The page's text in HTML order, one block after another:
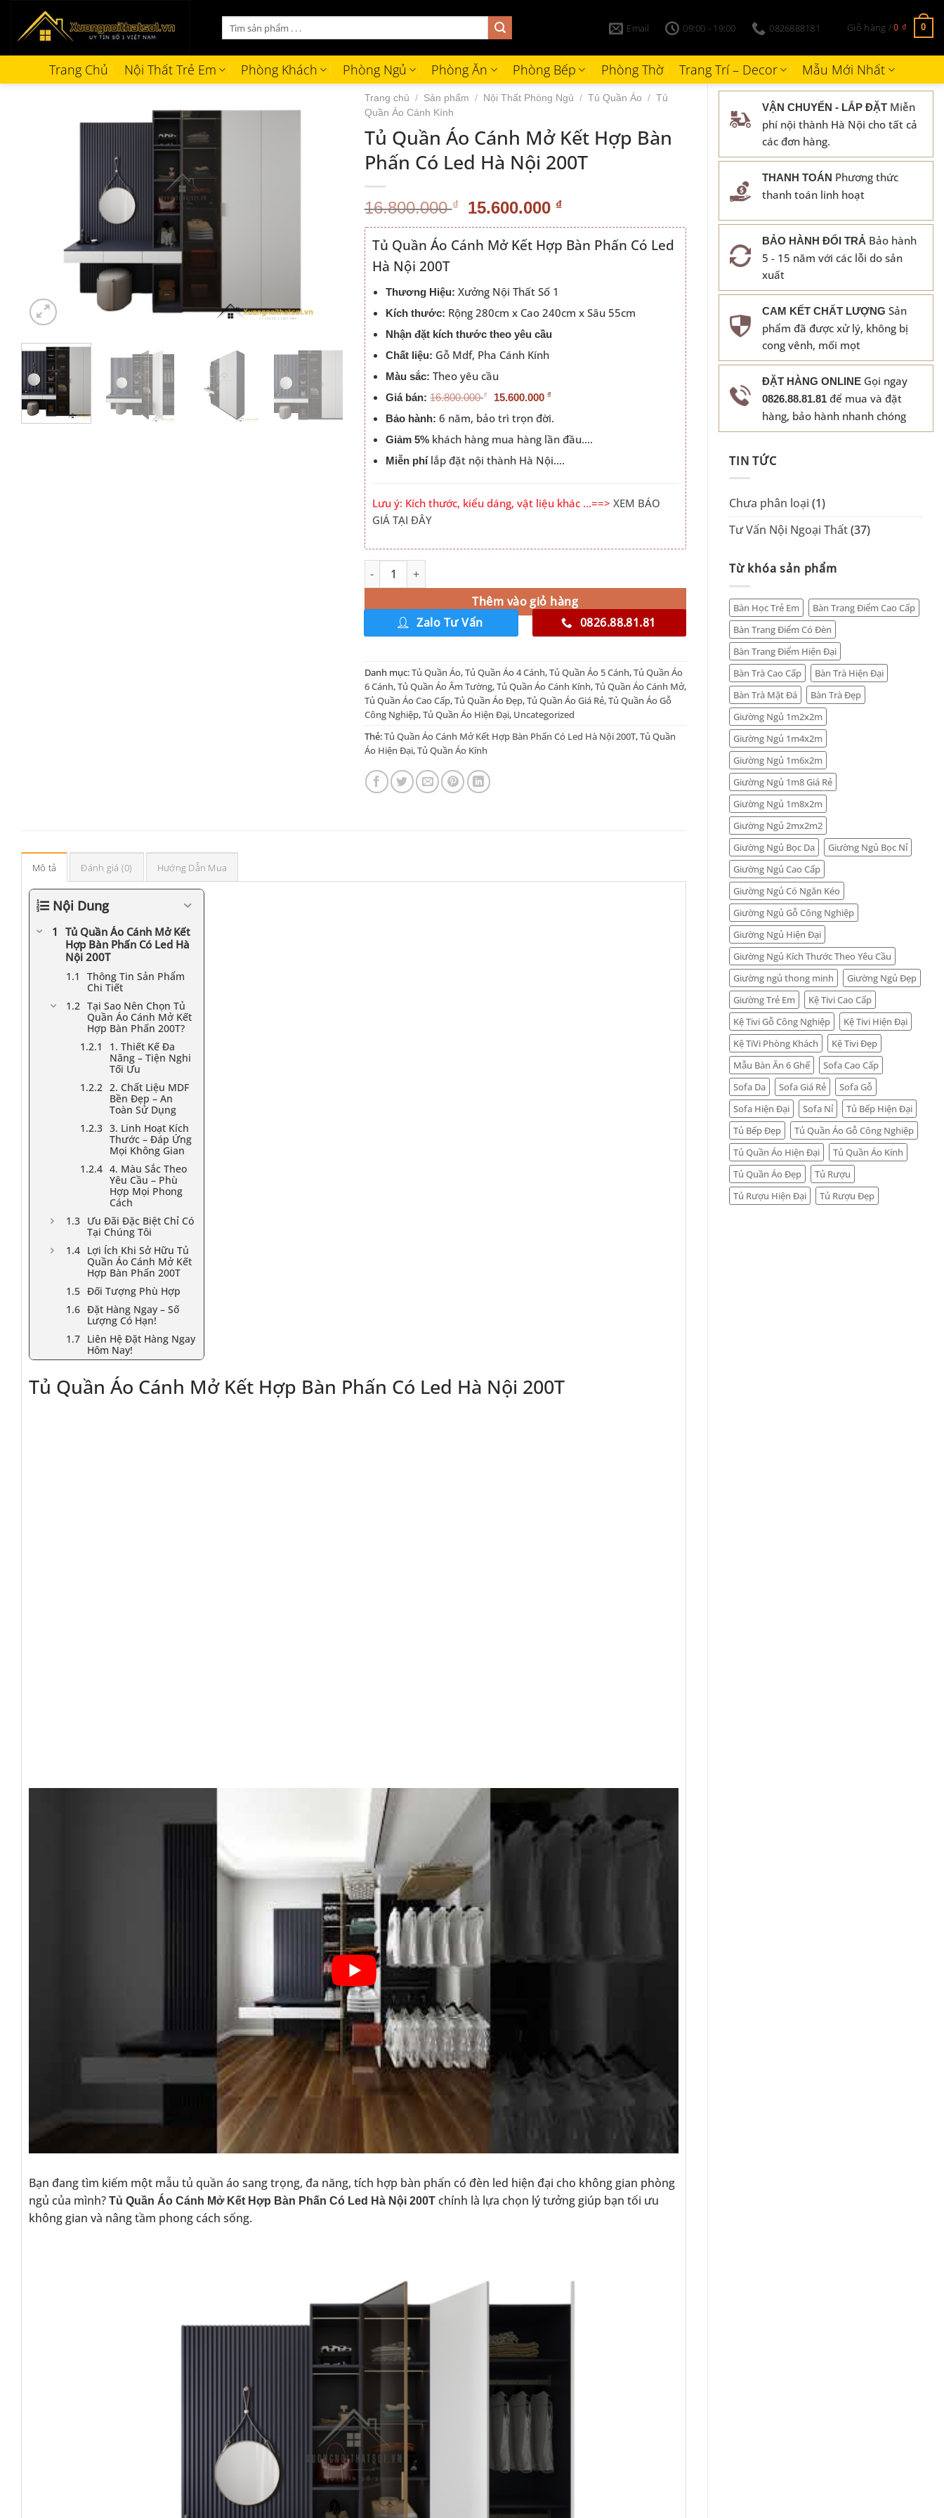
Tìm
kiếm:
Email 09:00 - 19:00 0826888181 Giỏ hàng /0 ₫ 0
Trang Chủ Nội Thất Trẻ Em Phòng Khách Phòng Ngủ Phòng Ăn Phòng Bếp Phòng Thờ Trang Trí – Decor Mẫu Mới Nhất
VẬN CHUYỂN - LẮP ĐẶT Miễn
phí nội thành Hà Nội cho tất cả
các đơn hàng.
THANH TOÁN Phương thức
thanh toán linh hoạt
BẢO HÀNH ĐỔI TRẢ Bảo hành
5 - 15 năm với các lỗi do sản
xuất
CAM KẾT CHẤT LƯỢNG Sản
phẩm đã được xử lý, không bị
cong vênh, mối mọt
ĐẶT HÀNG ONLINE Gọi ngay
0826.88.81.81 để mua và đặt
hàng, bảo hành nhanh chóng
TIN TỨC
Chưa phân loại (1)
Tư Vấn Nội Ngoại Thất(37)
Từ khóa sản phẩm
Bàn Học Trẻ Em
Bàn Trang Điểm Cao Cấp
Bàn Trang Điểm Có Đèn
Bàn Trang Điểm Hiện Đại
Bàn Trà Cao Cấp
Bàn Trà Hiện Đại
Bàn Trà Mặt Đá
Bàn Trà Đẹp
Giường Ngủ 1m2x2m
Giường Ngủ 1m4x2m
Giường Ngủ 1m6x2m
Giường Ngủ 1m8 Giá Rẻ
Giường Ngủ 1m8x2m
Giường Ngủ 2mx2m2
Giường Ngủ Bọc Da
Giường Ngủ Bọc Nỉ
Giường Ngủ Cao Cấp
Giường Ngủ Có Ngăn Kéo
Giường Ngủ Gỗ Công Nghiệp
Giường Ngủ Hiện Đại
Giường Ngủ Kích Thước Theo Yêu Cầu
Giường ngủ thong minh
Giường Ngủ Đẹp
Giường Trẻ Em
Kệ Tivi Cao Cấp
Kệ Tivi Gỗ Công Nghiệp
Kệ Tivi Hiện Đại
Kệ TiVi Phòng Khách
Kệ Tivi Đẹp
Mẫu Bàn Ăn 6 Ghế
Sofa Cao Cấp
Sofa Da
Sofa Giá Rẻ
Sofa Gỗ
Sofa Hiện Đại
Sofa Nỉ
Tủ Bếp Hiện Đại
Tủ Bếp Đẹp
Tủ Quần Áo Gỗ Công Nghiệp
Tủ Quần Áo Hiện Đại
Tủ Quần Áo Kính
Tủ Quần Áo Đẹp
Tủ Rượu
Tủ Rượu Hiện Đại
Tủ Rượu Đẹp
Trang chủ / Sản phẩm / Nội Thất Phòng Ngủ / Tủ Quần Áo / Tủ
Quần Áo Cánh Kính
Tủ Quần Áo Cánh Mở Kết Hợp Bàn
Phấn Có Led Hà Nội 200T
16.800.000₫ Giá
gốc
là:
16.800.000 ₫.
15.600.000 ₫Giá
hiện
tại
là:
Tủ Quần Áo Cánh Mở Kết Hợp Bàn Phấn Có Led
Hà Nội 200T
Thương Hiệu: Xưởng Nội Thất Số 1
Kích thước: Rộng 280cm x Cao 240cm x Sâu 55cm
Nhận đặt kích thước theo yêu cầu
Chất liệu: Gỗ Mdf, Pha Cánh Kính
Màu sắc: Theo yêu cầu
Giá bán: 16.800.000 ₫ 15.600.000 ₫
Bảo hành: 6 năm, bảo trì trọn đời.
Giảm 5% khách hàng mua hàng lần đầu….
Miễn phílắp đặt nội thành Hà Nội….
Lưu ý: Kích thước, kiểu dáng, vật liệu khác …==> XEM BÁO
GIÁ TẠI ĐÂY
Tủ Quần Áo Cánh Mở Kết Hợp Bàn Phấn Có Led Hà Nội 200T số lượng
Thêm vào giỏ hàng
Alternative:
Zalo Tư Vấn 0826.88.81.81
Danh mục:Tủ Quần Áo,Tủ Quần Áo 4 Cánh,Tủ Quần Áo 5 Cánh,Tủ Quần Áo
6 Cánh,Tủ Quần Áo Âm Tường,Tủ Quần Áo Cánh Kính,Tủ Quần Áo Cánh Mở,
Tủ Quần Áo Cao Cấp,Tủ Quần Áo Đẹp,Tủ Quần Áo Giá Rẻ,Tủ Quần Áo Gỗ
Công Nghiệp,Tủ Quần Áo Hiện Đại, Uncategorized
Thẻ:Tủ Quần Áo Cánh Mở Kết Hợp Bàn Phấn Có Led Hà Nội 200T,Tủ Quần
Áo Hiện Đại,Tủ Quần Áo Kính
Mô tả Đánh giá (0) Hướng Dẫn Mua
Nội Dung
Tủ Quần Áo Cánh Mở Kết
Hợp Bàn Phấn Có Led Hà
Nội 200T
Thông Tin Sản Phẩm
Chi Tiết
Tại Sao Nên Chọn Tủ
Quần Áo Cánh Mở Kết
Hợp Bàn Phấn 200T?
1. Thiết Kế Đa
Năng – Tiện Nghi
Tối Ưu
2. Chất Liệu MDF
Bền Đẹp – An
Toàn Sử Dụng
3. Linh Hoạt Kích
Thước – Đáp Ứng
Mọi Không Gian
4. Màu Sắc Theo
Yêu Cầu – Phù
Hợp Mọi Phong
Cách
Ưu Đãi Đặc Biệt Chỉ Có
Tại Chúng Tôi
Lợi Ích Khi Sở Hữu Tủ
Quần Áo Cánh Mở Kết
Hợp Bàn Phấn 200T
Đối Tượng Phù Hợp
Đặt Hàng Ngay – Số
Lượng Có Hạn!
Liên Hệ Đặt Hàng Ngay
Hôm Nay!
Tủ Quần Áo Cánh Mở Kết Hợp Bàn Phấn Có Led Hà Nội 200T
Bạn đang tìm kiếm một mẫu tủ quần áo sang trọng, đa năng, tích hợp bàn phấn có đèn led hiện đại cho không gian phòng
ngủ của mình? Tủ Quần Áo Cánh Mở Kết Hợp Bàn Phấn Có Led Hà Nội 200T chính là lựa chọn lý tưởng giúp bạn tối ưu
không gian và nâng tầm phong cách sống.